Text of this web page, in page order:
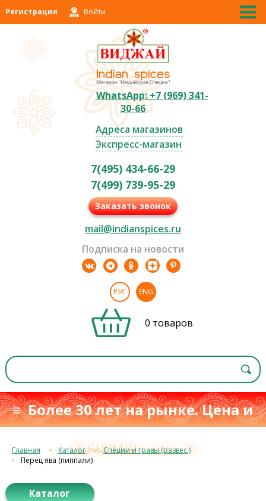
Регистрация Войти
WhatsApp: +7 (969) 341-
30-66
Адреса магазинов
Экспресс-магазин
7(495) 434-66-29
7(499) 739-95-29
Заказать звонок
mail@indianspices.ru
Подписка на новости
РУС ENG
0 товаров
≡ Более 30 лет на рынке. Цена и
качествос 1993 г.≡
Главная Каталог
Специи и травы (развес.)
Перец ява (пиппали)
Каталог